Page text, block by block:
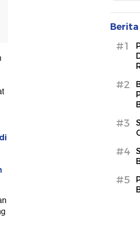
#1
#2
#3
#4
#5